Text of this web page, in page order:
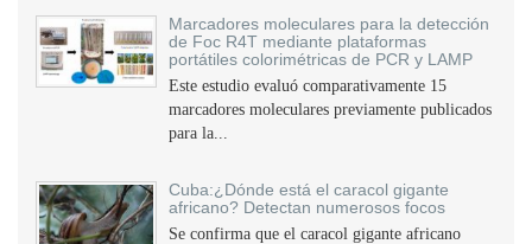
Marcadores moleculares para la detección
de Foc R4T mediante plataformas
portátiles colorimétricas de PCR y LAMP
Este estudio evaluó comparativamente 15
marcadores moleculares previamente publicados
para la...
Cuba:¿Dónde está el caracol gigante
africano? Detectan numerosos focos
Se confirma que el caracol gigante africano